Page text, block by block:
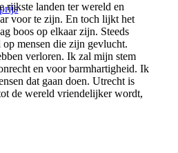
rijkste landen ter wereld en
voor te zijn. En toch lijkt het
boos op elkaar zijn. Steeds
mensen die zijn gevlucht.
verloren. Ik zal mijn stem
en voor barmhartigheid. Ik
dat gaan doen. Utrecht is
de wereld vriendelijker wordt,